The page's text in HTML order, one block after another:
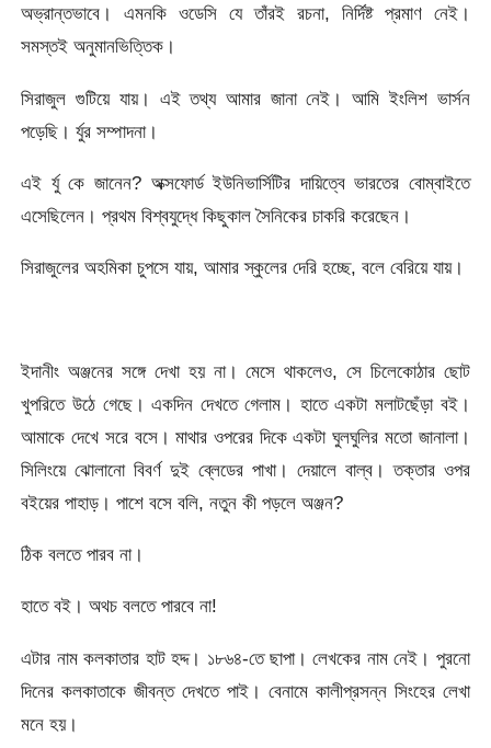
অভ্রান্তভাবে। এমনকি ওডেসি যে তাঁরই রচনা, নির্দিষ্ট প্রমাণ নেই।
সমস্তই অনুমানভিত্তিক।
সিরাজুল গুটিয়ে যায়। এই তথ্য আমার জানা নেই। আমি ইংলিশ ভার্সন
পড়েছি। র্যুর সম্পাদনা।
এই র্যু কে জানেন? অক্সফোর্ড ইউনিভার্সিটির দায়িত্বে ভারতের বোম্বাইতে
এসেছিলেন। প্রথম বিশ্বযুদ্ধে কিছুকাল সৈনিকের চাকরি করেছেন।
সিরাজুলের অহমিকা চুপসে যায়, আমার স্কুলের দেরি হচ্ছে, বলে বেরিয়ে যায়।
ইদানীং অঞ্জনের সঙ্গে দেখা হয় না। মেসে থাকলেও, সে চিলেকোঠার ছোট
খুপরিতে উঠে গেছে। একদিন দেখতে গেলাম। হাতে একটা মলাটছেঁড়া বই।
আমাকে দেখে সরে বসে। মাথার ওপরের দিকে একটা ঘুলঘুলির মতো জানালা।
সিলিংয়ে ঝোলানো বিবর্ণ দুই ব্লেডের পাখা। দেয়ালে বাল্ব। তক্তার ওপর
বইয়ের পাহাড়। পাশে বসে বলি, নতুন কী পড়লে অঞ্জন?
ঠিক বলতে পারব না।
হাতে বই। অথচ বলতে পারবে না!
এটার নাম কলকাতার হাট হদ্দ। ১৮৬৪-তে ছাপা। লেখকের নাম নেই। পুরনো
দিনের কলকাতাকে জীবন্ত দেখতে পাই। বেনামে কালীপ্রসন্ন সিংহের লেখা
মনে হয়।